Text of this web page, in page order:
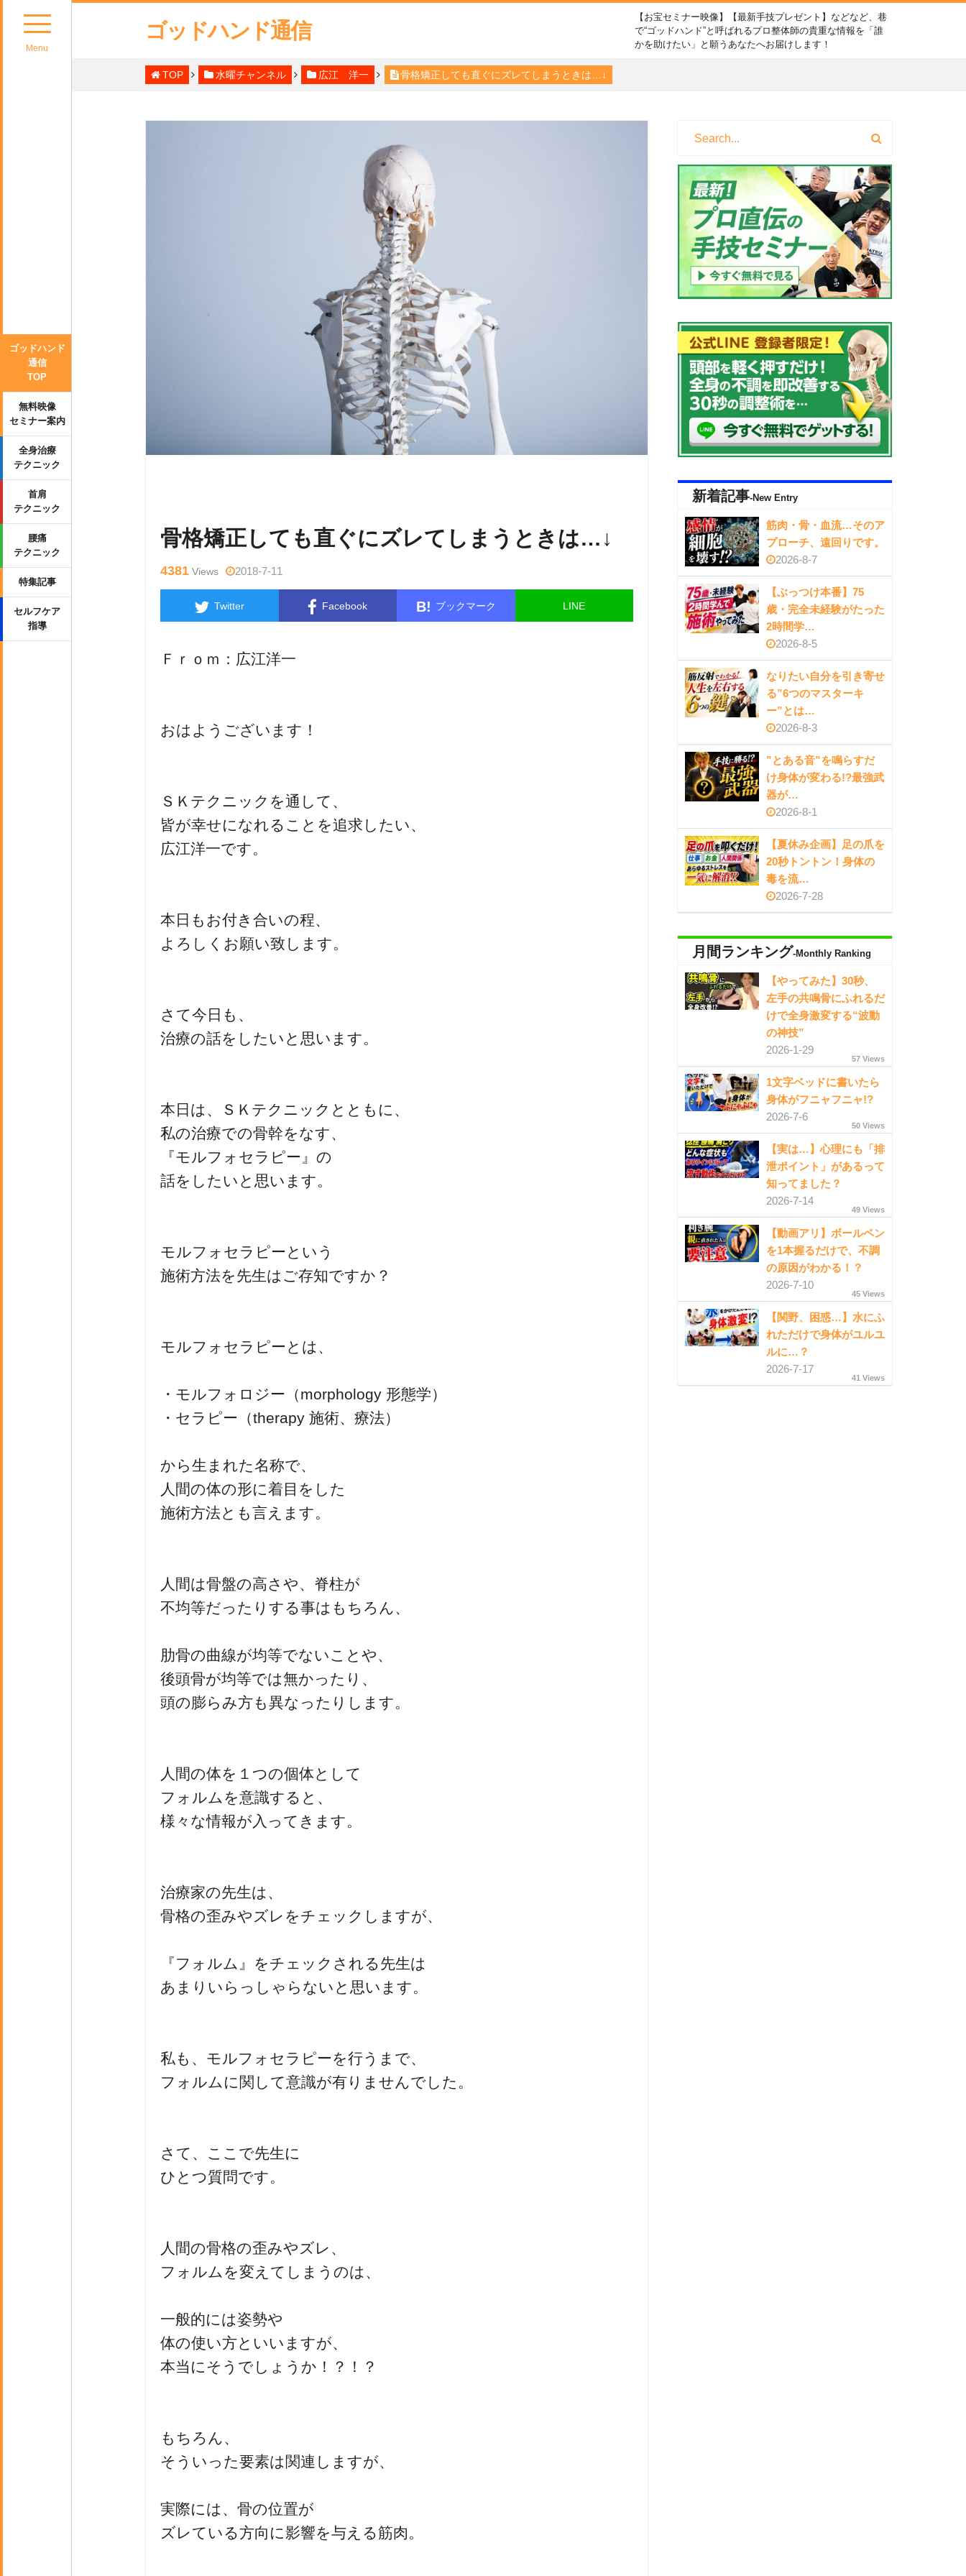
一流の整体師セミナー
首・肩テクニック
ゴッドハンド通信とは
Menu
ゴッドハンド
通信
TOP
無料映像
セミナー案内
全身治療
テクニック
首肩
テクニック
腰痛
テクニック
特集記事
セルフケア
指導
ゴッドハンド通信
【お宝セミナー映像】【最新手技プレゼント】などなど、巷
で“ゴッドハンド”と呼ばれるプロ整体師の貴重な情報を「誰
かを助けたい」と願うあなたへお届けします！
TOP 水曜チャンネル 広江 洋一 骨格矯正しても直ぐにズレてしまうときは…↓
骨格矯正しても直ぐにズレてしまうときは…↓
4381 Views 2018-7-11
Twitter Facebook B! ブックマーク LINE
Ｆｒｏｍ：広江洋一
おはようございます！
ＳＫテクニックを通して、
皆が幸せになれることを追求したい、
広江洋一です。
本日もお付き合いの程、
よろしくお願い致します。
さて今日も、
治療の話をしたいと思います。
本日は、ＳＫテクニックとともに、
私の治療での骨幹をなす、
『モルフォセラピー』の
話をしたいと思います。
モルフォセラピーという
施術方法を先生はご存知ですか？
モルフォセラピーとは、
・モルフォロジー（morphology 形態学）
・セラピー（therapy 施術、療法）
から生まれた名称で、
人間の体の形に着目をした
施術方法とも言えます。
人間は骨盤の高さや、脊柱が
不均等だったりする事はもちろん、
肋骨の曲線が均等でないことや、
後頭骨が均等では無かったり、
頭の膨らみ方も異なったりします。
人間の体を１つの個体として
フォルムを意識すると、
様々な情報が入ってきます。
治療家の先生は、
骨格の歪みやズレをチェックしますが、
『フォルム』をチェックされる先生は
あまりいらっしゃらないと思います。
私も、モルフォセラピーを行うまで、
フォルムに関して意識が有りませんでした。
さて、ここで先生に
ひとつ質問です。
人間の骨格の歪みやズレ、
フォルムを変えてしまうのは、
一般的には姿勢や
体の使い方といいますが、
本当にそうでしょうか！？！？
もちろん、
そういった要素は関連しますが、
実際には、骨の位置が
ズレている方向に影響を与える筋肉。
新着記事-New Entry
筋肉・骨・血流…そのア
プローチ、遠回りです。
2026-8-7
【ぶっつけ本番】75
歳・完全未経験がたった
2時間学…
2026-8-5
なりたい自分を引き寄せ
る”6つのマスターキ
ー”とは…
2026-8-3
”とある音”を鳴らすだ
け身体が変わる!?最強武
器が…
2026-8-1
【夏休み企画】足の爪を
20秒トントン！身体の
毒を流…
2026-7-28
月間ランキング-Monthly Ranking
【やってみた】30秒、
左手の共鳴骨にふれるだ
けで全身激変する“波動
の神技”
2026-1-29
57 Views
1文字ベッドに書いたら
身体がフニャフニャ!?
2026-7-6
50 Views
【実は…】心理にも「排
泄ポイント」があるって
知ってました？
2026-7-14
49 Views
【動画アリ】ボールペン
を1本握るだけで、不調
の原因がわかる！？
2026-7-10
45 Views
【関野、困惑…】水にふ
れただけで身体がユルユ
ルに…？
2026-7-17
41 Views